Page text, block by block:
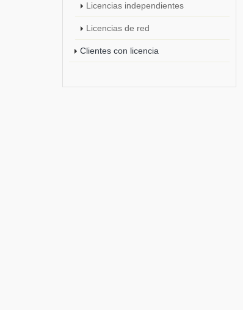
Licencias independientes
Licencias de red
Clientes con licencia